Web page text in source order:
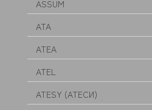
ASSUM
ATA
ATEA
ATEL
ATESY (АТЕСИ)